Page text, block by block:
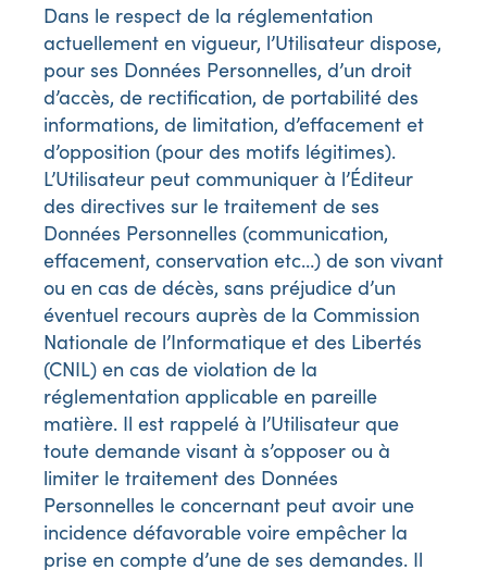
Dans le respect de la réglementation
actuellement en vigueur, l’Utilisateur dispose,
pour ses Données Personnelles, d’un droit
d’accès, de rectification, de portabilité des
informations, de limitation, d’effacement et
d’opposition (pour des motifs légitimes).
L’Utilisateur peut communiquer à l’Éditeur
des directives sur le traitement de ses
Données Personnelles (communication,
effacement, conservation etc…) de son vivant
ou en cas de décès, sans préjudice d’un
éventuel recours auprès de la Commission
Nationale de l’Informatique et des Libertés
(CNIL) en cas de violation de la
réglementation applicable en pareille
matière. Il est rappelé à l’Utilisateur que
toute demande visant à s’opposer ou à
limiter le traitement des Données
Personnelles le concernant peut avoir une
incidence défavorable voire empêcher la
prise en compte d’une de ses demandes. Il